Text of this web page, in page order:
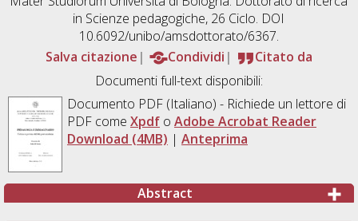
in Scienze pedagogiche, 26 Ciclo. DOI
10.6092/unibo/amsdottorato/6367.
Salva citazione
Condividi
Citato da
Documenti full-text disponibili:
Documento PDF(Italiano) - Richiede un lettore di
PDF come Xpdfo Adobe Acrobat Reader
Download (4MB) | Anteprima
Abstract